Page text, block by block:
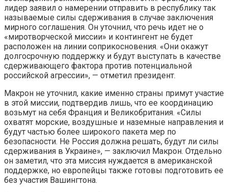
лидер заявил о намерении отправить в республику так
называемые силы сдерживания в случае заключения
мирного соглашения. Он уточнил, что речь идет не о
«миротворческой миссии» и контингент не будет
расположен на линии соприкосновения. «Они окажут
долгосрочную поддержку и будут выступать в качестве
сдерживающего фактора против потенциальной
российской агрессии», — отметил президент.
Макрон не уточнил, какие именно страны примут участие
в этой миссии, подтвердив лишь, что ее координацию
возьмут на себя Франция и Великобритания. «Силы
охватят морские, воздушные и наземные направления и
будут частью более широкого пакета мер по
безопасности. Не Россия должна решать, будут ли силы
сдерживания в Украине», — заключил Макрон. Отдельно
он заметил, что эта миссия нуждается в американской
поддержке, но европейцы также готовы подготовить ее
без участия Вашингтона.